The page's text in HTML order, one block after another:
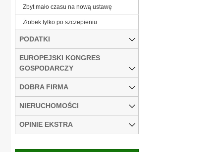
Zbyt mało czasu na nową ustawę
Żłobek tylko po szczepieniu
PODATKI
EUROPEJSKI KONGRES
GOSPODARCZY
DOBRA FIRMA
NIERUCHOMOŚCI
OPINIE EKSTRA